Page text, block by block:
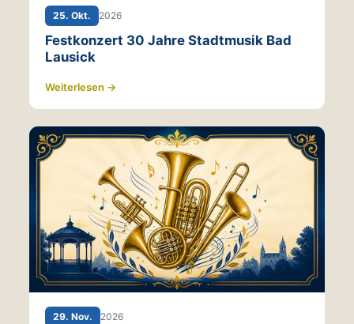
25. Okt. 2026
Festkonzert 30 Jahre Stadtmusik Bad
Lausick
Weiterlesen →
29. Nov. 2026